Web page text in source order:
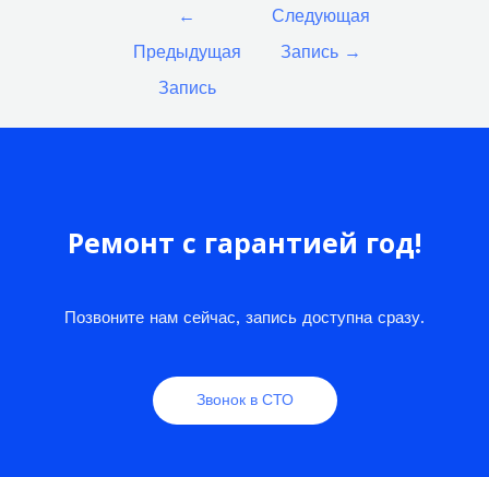
←
Предыдущая
Запись
Следующая
Запись →
Ремонт с гарантией год!
Позвоните нам сейчас, запись доступна сразу.
Звонок в СТО